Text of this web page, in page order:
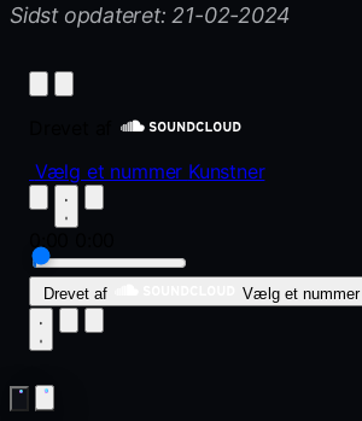
Sidst opdateret: 21-02-2024
Vælg et nummer Kunstner
Drevet af Vælg et nummer